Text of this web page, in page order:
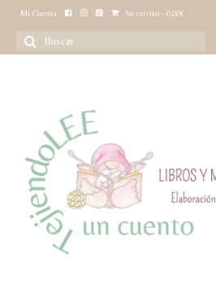
Mi Cuenta Su carrito - 0,00€
Buscar
por: